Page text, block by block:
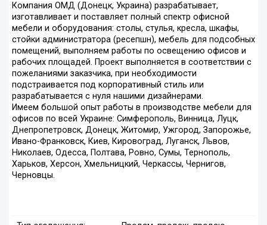
Компания ОМД (Донецк, Украина) разрабатывает,
изготавливает и поставляет полный спектр офисной
мебели и оборудования: столы, стулья, кресла, шкафы,
стойки администратора (ресепшн), мебель для подсобных
помещений, выполняем работы по освещению офисов и
рабочих площадей. Проект выполняется в соответствии с
пожеланиями заказчика, при необходимости
подстраивается под корпоративный стиль или
разрабатывается с нуля нашими дизайнерами.
Имеем большой опыт работы в производстве мебели для
офисов по всей Украине: Симферополь, Винница, Луцк,
Днепропетровск, Донецк, Житомир, Ужгород, Запорожье,
Ивано-Франковск, Киев, Кировоград, Луганск, Львов,
Николаев, Одесса, Полтава, Ровно, Сумы, Тернополь,
Харьков, Херсон, Хмельницкий, Черкассы, Чернигов,
Черновцы.